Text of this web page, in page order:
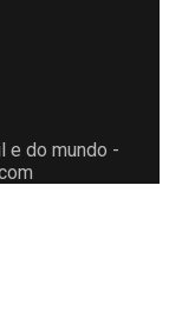
e do mundo -